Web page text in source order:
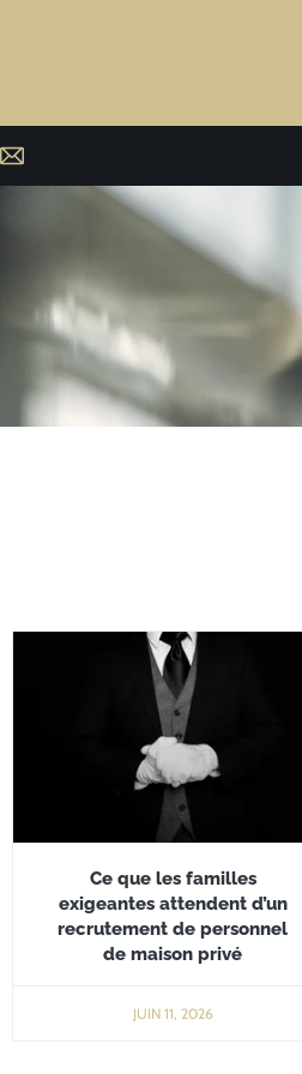
Ce que les familles
exigeantes attendent d’un
recrutement de personnel
de maison privé
JUIN 11, 2026